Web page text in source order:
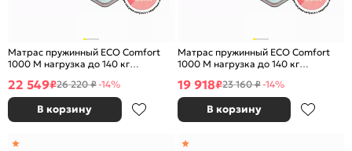
Матрас пружинный ECO Comfort
1000 M нагрузка до 140 кг
22 549₽26 220 ₽-14%
В корзину
Матрас пружинный ECO Comfort
1000 M нагрузка до 140 кг
19 918₽23 160 ₽-14%
В корзину